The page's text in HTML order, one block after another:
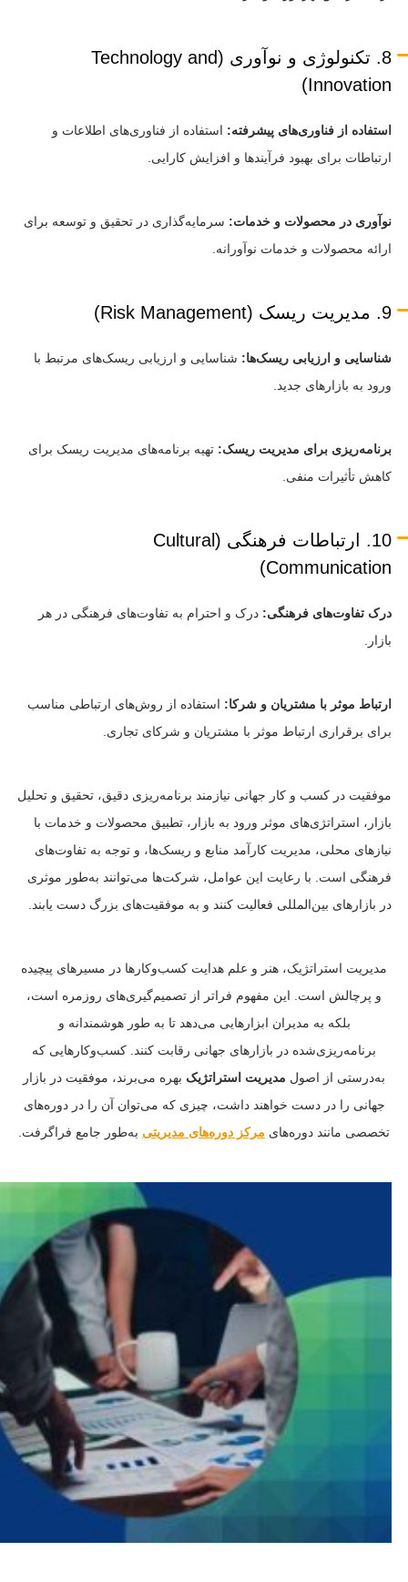
8. تکنولوژی و نوآوری (Technology and
Innovation)
استفاده از فناوری‌های پیشرفته: استفاده از فناوری‌های اطلاعات و
ارتباطات برای بهبود فرآیندها و افزایش کارایی.
نوآوری در محصولات و خدمات: سرمایه‌گذاری در تحقیق و توسعه برای
ارائه محصولات و خدمات نوآورانه.
9. مدیریت ریسک (Risk Management)
شناسایی و ارزیابی ریسک‌ها: شناسایی و ارزیابی ریسک‌های مرتبط با
ورود به بازارهای جدید.
برنامه‌ریزی برای مدیریت ریسک: تهیه برنامه‌های مدیریت ریسک برای
کاهش تأثیرات منفی.
10. ارتباطات فرهنگی (Cultural
Communication)
درک تفاوت‌های فرهنگی: درک و احترام به تفاوت‌های فرهنگی در هر
بازار.
ارتباط موثر با مشتریان و شرکا: استفاده از روش‌های ارتباطی مناسب
برای برقراری ارتباط موثر با مشتریان و شرکای تجاری.
موفقیت در کسب و کار جهانی نیازمند برنامه‌ریزی دقیق، تحقیق و تحلیل
بازار، استراتژی‌های موثر ورود به بازار، تطبیق محصولات و خدمات با
نیازهای محلی، مدیریت کارآمد منابع و ریسک‌ها، و توجه به تفاوت‌های
فرهنگی است. با رعایت این عوامل، شرکت‌ها می‌توانند به‌طور موثری
در بازارهای بین‌المللی فعالیت کنند و به موفقیت‌های بزرگ دست یابند.
مدیریت استراتژیک، هنر و علم هدایت کسب‌وکارها در مسیرهای پیچیده
و پرچالش است. این مفهوم فراتر از تصمیم‌گیری‌های روزمره است،
بلکه به مدیران ابزارهایی می‌دهد تا به طور هوشمندانه و
برنامه‌ریزی‌شده در بازارهای جهانی رقابت کنند. کسب‌وکارهایی که
به‌درستی از اصول مدیریت استراتژیک بهره می‌برند، موفقیت در بازار
جهانی را در دست خواهند داشت، چیزی که می‌توان آن را در دوره‌های
تخصصی مانند دوره‌های مرکز دوره‌های مدیریتی به‌طور جامع فراگرفت.